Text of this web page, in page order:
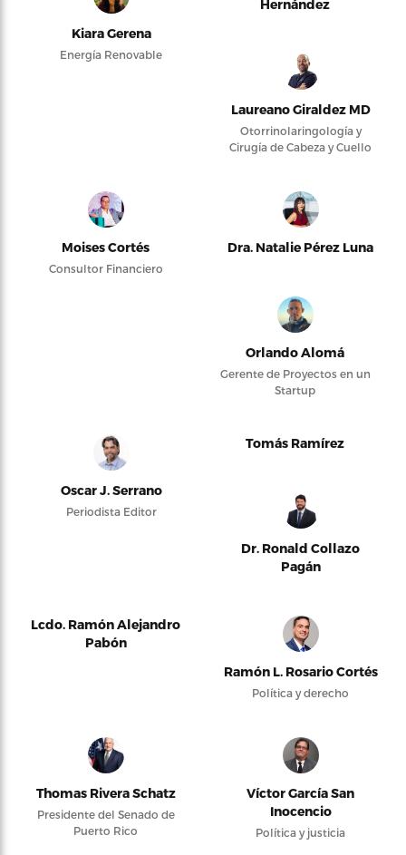
Kiara Gerena
Energía Renovable
Hernández
Laureano Giraldez MD
Otorrinolaringología y
Cirugía de Cabeza y Cuello
Moises Cortés
Consultor Financiero
Dra. Natalie Pérez Luna
Orlando Alomá
Gerente de Proyectos en un
Startup
Oscar J. Serrano
Periodista Editor
Tomás Ramírez
Dr. Ronald Collazo
Pagán
Lcdo. Ramón Alejandro
Pabón
Ramón L. Rosario Cortés
Política y derecho
Thomas Rivera Schatz
Presidente del Senado de
Puerto Rico
Víctor García San
Inocencio
Política y justicia